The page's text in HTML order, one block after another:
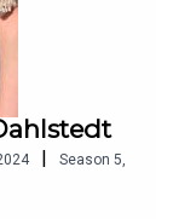
| Season 5,